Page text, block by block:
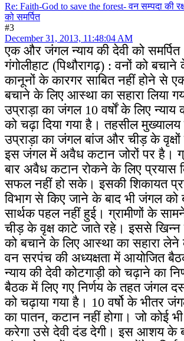
Re: Faith-God to save the forest- वन सम्पदा की
को समर्पित
#3
December 31, 2013, 11:48:04 AM
एक और जंगल न्याय की देवी को समर्पित
गंगोलीहाट (पिथौरागढ़) : वनों को
कानूनों के कारगर साबित नहीं होने से
बचाने के लिए आस्था का सहारा लिया
उप्राड़ा का जंगल 10 वर्षाें के लिए न्याय
को चढ़ा दिया गया है।तहसील मुख्यालय
उप्राड़ा का जंगल बांज और चीड़ के
इस जंगल में अवैध कटान जोरों पर है।
बार अवैध कटान रोकने के लिए प्रयास
सफल नहीं हो सके। इसकी शिकायत
विभाग से किए जाने के बाद भी जंगल को
सार्थक पहल नहीं हुई। ग्रामीणों के
चीड़ के वृक्ष काटे जाते रहे। इससे खिन्न
को बचाने के लिए आस्था का सहारा लेने
वन सरपंच की अध्यक्षता में आयोजित
न्याय की देवी कोटगाड़ी को चढ़ाने का
बैठक में लिए गए निर्णय के तहत जंगल दस
को चढ़ाया गया है। 10 वर्षो के भीतर
का पातन, कटान नहीं होगा। जो कोई
करेगा उसे देवी दंड देगी। इस आशय के